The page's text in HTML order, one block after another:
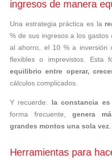
ingresos de manera
Una estrategia práctica es la
% de sus ingresos a los
al ahorro, el 10 % a inversión
flexibles o imprevistos. Esta
equilibrio entre operar,
cálculos complicados.
Y recuerde: la constancia es
forma frecuente, genera
grandes montos una sola vez
Herramientas para